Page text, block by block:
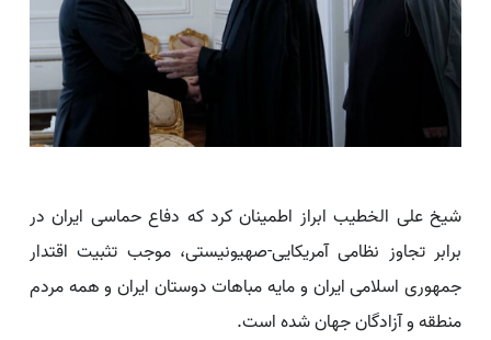
شیخ علی الخطیب ابراز اطمینان کرد که دفاع حماسی ایران در
برابر تجاوز نظامی آمریکایی-صهیونیستی، موجب تثبیت اقتدار
جمهوری اسلامی ایران و مایه مباهات دوستان ایران و همه مردم
منطقه و آزادگان جهان شده است.